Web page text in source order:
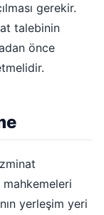
gerekir.
talebinin
önce
yerleşim yeri